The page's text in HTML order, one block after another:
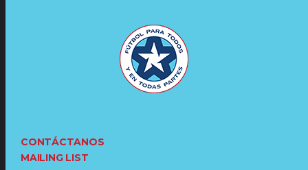
CONTÁCTANOS
MAILING LIST